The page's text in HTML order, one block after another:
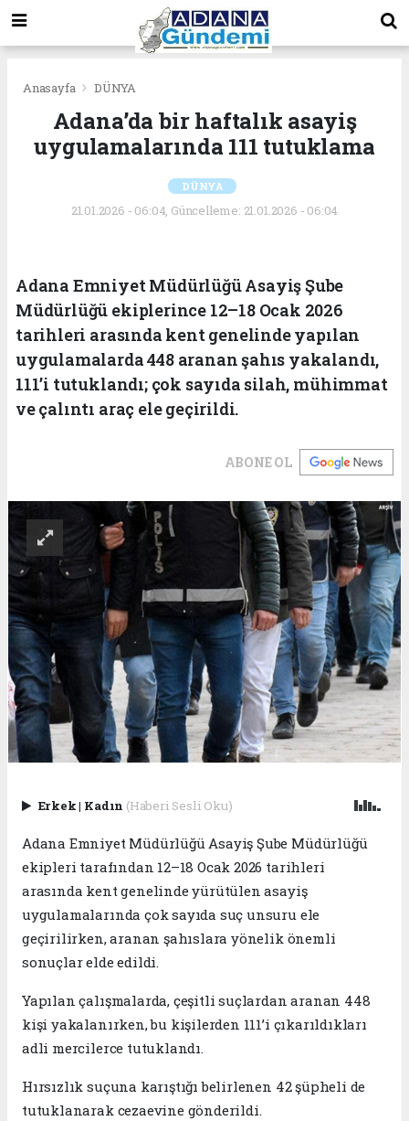
Anasayfa DÜNYA
Adana’da bir haftalık asayiş
uygulamalarında 111 tutuklama
DÜNYA
21.01.2026 - 06:04, Güncelleme: 21.01.2026 - 06:04
Adana Emniyet Müdürlüğü Asayiş Şube
Müdürlüğü ekiplerince 12–18 Ocak 2026
tarihleri arasında kent genelinde yapılan
uygulamalarda 448 aranan şahıs yakalandı,
111’i tutuklandı; çok sayıda silah, mühimmat
ve çalıntı araç ele geçirildi.
ABONE OL
Erkek| Kadın (Haberi Sesli Oku)
Adana Emniyet Müdürlüğü Asayiş Şube Müdürlüğü
ekipleri tarafından 12–18 Ocak 2026 tarihleri
arasında kent genelinde yürütülen asayiş
uygulamalarında çok sayıda suç unsuru ele
geçirilirken, aranan şahıslara yönelik önemli
sonuçlar elde edildi.
Yapılan çalışmalarda, çeşitli suçlardan aranan 448
kişi yakalanırken, bu kişilerden 111’i çıkarıldıkları
adli mercilerce tutuklandı.
Hırsızlık suçuna karıştığı belirlenen 42 şüpheli de
tutuklanarak cezaevine gönderildi.